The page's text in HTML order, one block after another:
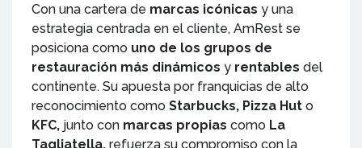
Con una cartera de marcas icónicas y una
estrategia centrada en el cliente, AmRest se
posiciona como uno de los grupos de
restauración más dinámicos y rentables del
continente. Su apuesta por franquicias de alto
reconocimiento como Starbucks, Pizza Hut o
KFC, junto con marcas propias como La
Tagliatella, refuerza su compromiso con la